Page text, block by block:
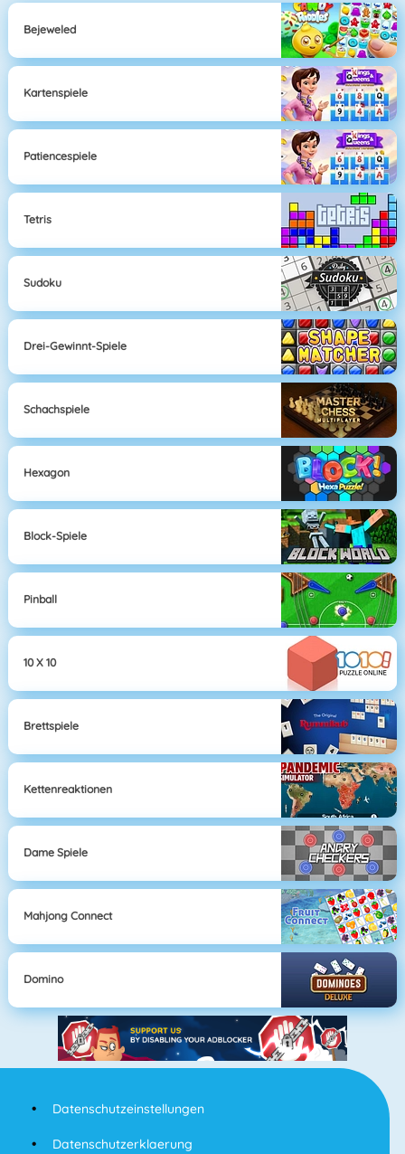
Bejeweled
Kartenspiele
Patiencespiele
Tetris
Sudoku
Drei-Gewinnt-Spiele
Schachspiele
Hexagon
Block-Spiele
Pinball
10 X 10
Brettspiele
Kettenreaktionen
Dame Spiele
Mahjong Connect
Domino
Datenschutzeinstellungen
Datenschutzerklaerung